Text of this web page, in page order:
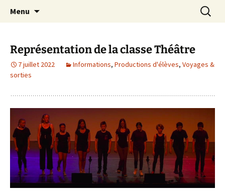
Collège Henri Dheurle
Site officiel du Collège Henri Dheurle de La
Teste de Buch (Bassin d'Arcachon – Gironde)
Menu
Représentation de la classe Théâtre
7 juillet 2022 Informations, Productions d'élèves, Voyages &
sorties